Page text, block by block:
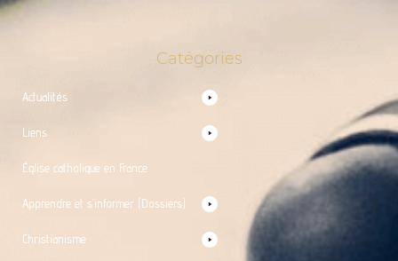
Catégories
Actualités
Liens
Église catholique en France
Apprendre et s’informer (Dossiers)
Christianisme